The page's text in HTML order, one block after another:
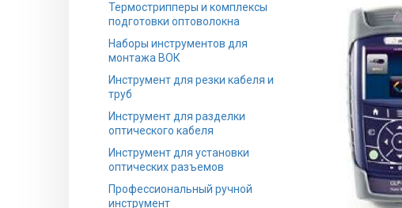
Термострипперы и комплексы
подготовки оптоволокна
Наборы инструментов для
монтажа ВОК
Инструмент для резки кабеля и
труб
Инструмент для разделки
оптического кабеля
Инструмент для установки
оптических разъемов
Профессиональный ручной
инструмент